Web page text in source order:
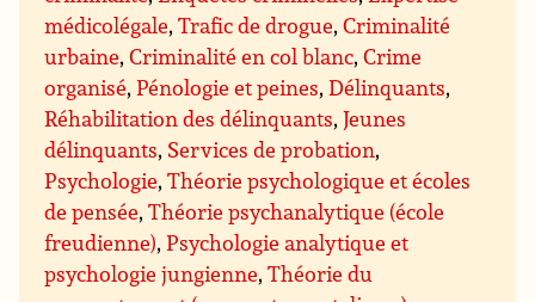
médicolégale,Trafic de drogue,Criminalité
urbaine,Criminalité en col blanc,Crime
organisé,Pénologie et peines,Délinquants,
Réhabilitation des délinquants,Jeunes
délinquants, Services de probation,
Psychologie,Théorie psychologique et écoles
de pensée,Théorie psychanalytique (école
freudienne),Psychologie analytique et
psychologie jungienne,Théorie du